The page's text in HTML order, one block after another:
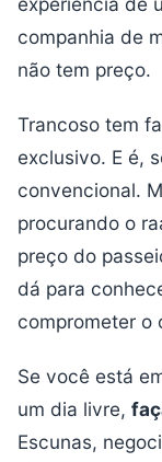
companhia de
não tem preço.
Trancoso tem
exclusivo. E é,
convencional.
procurando o
preço do
dá para
comprometer o
Se você está
um dia livre,
Escunas,